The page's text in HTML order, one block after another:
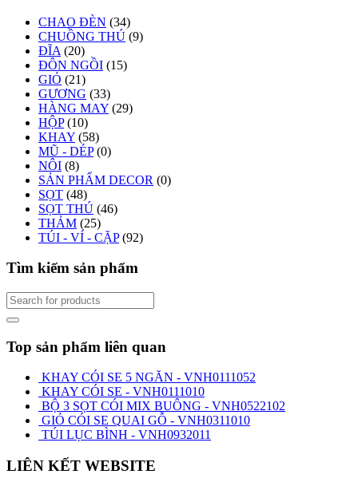
CHAO ĐÈN (34)
CHUỒNG THÚ (9)
ĐĨA (20)
ĐÔN NGỒI (15)
GIỎ (21)
GƯƠNG (33)
HÀNG MAY (29)
HỘP (10)
KHAY (58)
MŨ - DÉP (0)
NÔI (8)
SẢN PHẨM DECOR (0)
SỌT (48)
SỌT THÚ (46)
THẢM (25)
TÚI - VÍ - CẶP (92)
Tìm kiếm sản phẩm
Top sản phẩm liên quan
KHAY CÓI SE 5 NGĂN - VNH0111052
KHAY CÓI SE - VNH0111010
BỘ 3 SỌT CÓI MIX BUÔNG - VNH0522102
GIỎ CÓI SE QUAI GỖ - VNH0311010
TÚI LỤC BÌNH - VNH0932011
LIÊN KẾT WEBSITE